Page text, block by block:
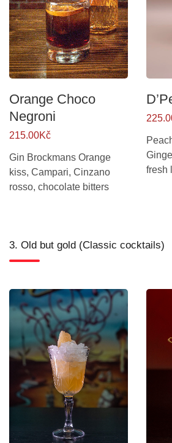
Orange Choco
Negroni
215.00Kč
Gin Brockmans Orange
kiss, Campari, Cinzano
rosso, chocolate bitters
fresh
3. Old but gold (Classic cocktails)